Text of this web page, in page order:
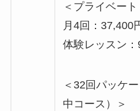
＜プライベート
月4回：37,400
体験レッスン：
＜32回パッケ
中コース）＞